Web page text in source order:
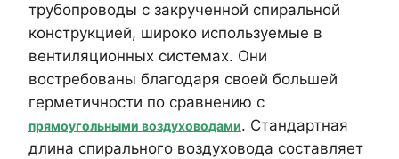
трубопроводы с закрученной спиральной
конструкцией, широко используемые в
вентиляционных системах. Они
востребованы благодаря своей большей
герметичности по сравнению с
прямоугольными воздуховодами. Стандартная
длина спирального воздуховода составляет